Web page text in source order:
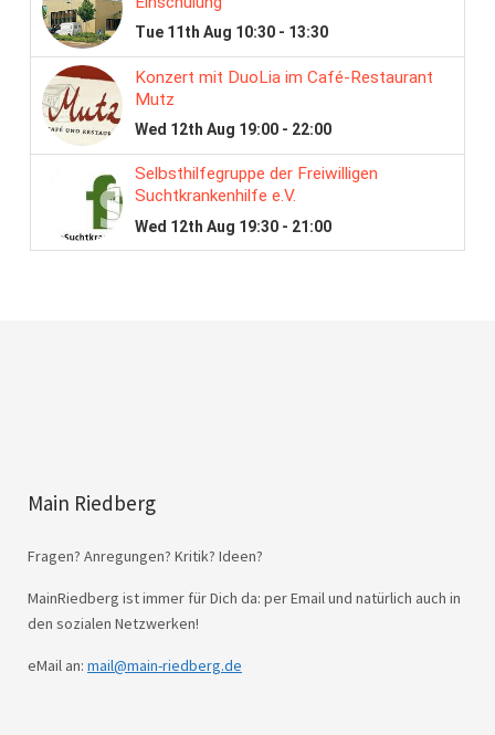
Main Riedberg
Fragen? Anregungen? Kritik? Ideen?
MainRiedberg ist immer für Dich da: per Email und natürlich auch in
den sozialen Netzwerken!
eMail an: mail@main-riedberg.de